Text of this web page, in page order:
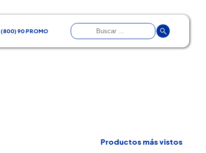
(800) 90 PROMO
Productos más vistos